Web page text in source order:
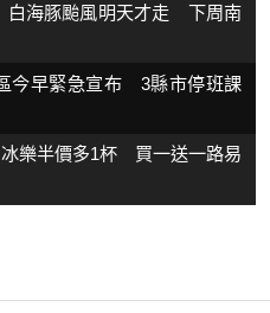
白海豚颱風明天才走 下周南
今早緊急宣布 3縣市停班課
樂半價多1杯 買一送一路易